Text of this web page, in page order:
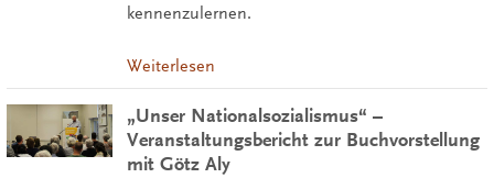
kennenzulernen.
Weiterlesen
„Unser Nationalsozialismus“ –
Veranstaltungsbericht zur Buchvorstellung
mit Götz Aly